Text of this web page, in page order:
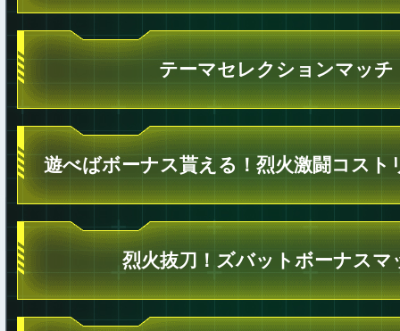
テーマセレクションマッチ
遊べばボーナス貰える！烈火激闘コスト
烈火抜刀！ズバットボーナスマ